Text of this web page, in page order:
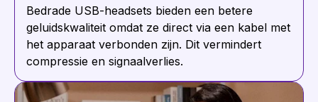
Bedrade USB-headsets bieden een betere
geluidskwaliteit omdat ze direct via een kabel met
het apparaat verbonden zijn. Dit vermindert
compressie en signaalverlies.